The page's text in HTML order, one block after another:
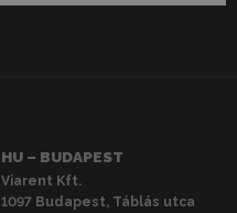
HU – BUDAPEST
Viarent Kft.
1097 Budapest, Táblás utca